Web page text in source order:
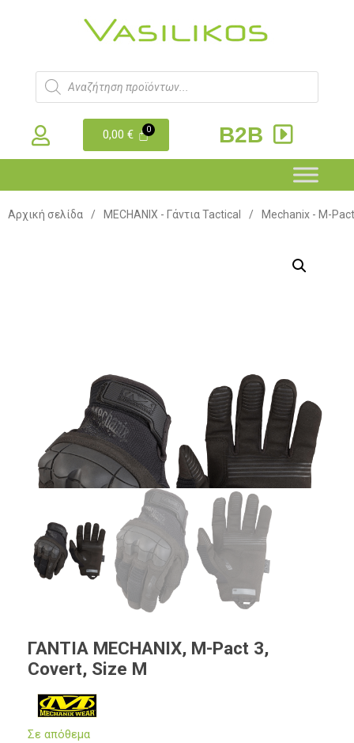
0,00€ B2B
Αρχική σελίδα / MECHANIX - Γάντια Tactical / Mechanix - M-
ΓΑΝΤΙΑ MECHANIX, M-Pact 3,
Covert, Size M
Σε απόθεμα